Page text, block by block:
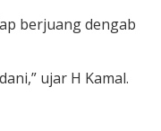
berjuang dengab
ujar H Kamal.